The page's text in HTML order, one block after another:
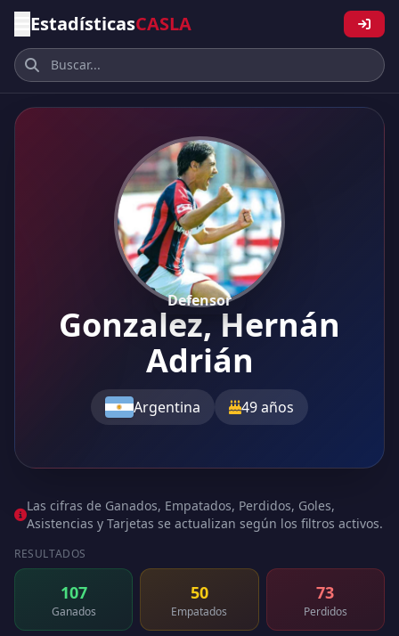
EstadísticasCASLA
Defensor
Gonzalez, Hernán
Adrián
Argentina 49 años
Las cifras de Ganados, Empatados, Perdidos, Goles,
Asistencias y Tarjetas se actualizan según los filtros activos.
RESULTADOS
107
Ganados
50
Empatados
73
Perdidos